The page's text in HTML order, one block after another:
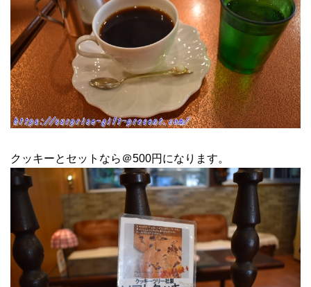
クッキーとセットなら＠500円になります。